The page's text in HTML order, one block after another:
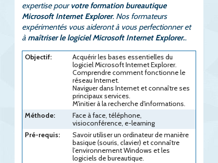
expertise pour votre formation bureautique
Microsoft Internet Explorer. Nos formateurs
expérimentés vous aideront à vous perfectionner et
à maîtriser le logiciel Microsoft Internet Explorer..
Objectif:
Acquérir les bases essentielles du
logiciel Microsoft Internet Explorer.
Comprendre comment fonctionne le
réseau Internet.
Naviguer dans Internet et connaître ses
principaux services.
M'initier à la recherche d'informations.
Méthode:
Face à face, téléphone,
visioconférence, e-learning
Pré-requis:
Savoir utiliser un ordinateur de manière
basique (souris, clavier) et connaître
l’environnement Windows et les
logiciels de bureautique.